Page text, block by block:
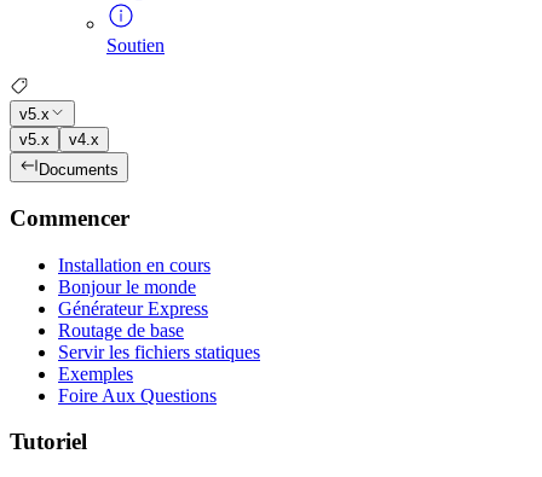
Soutien
v5.x
v5.x
v4.x
Documents
Commencer
Installation en cours
Bonjour le monde
Générateur Express
Routage de base
Servir les fichiers statiques
Exemples
Foire Aux Questions
Tutoriel